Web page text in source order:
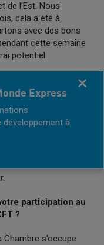
de l’Est. Nous
cela a été à
avec des bons
cette semaine
potentiel.
avec la Chambre
activité, trouver
appel à la
vous avec une
donc venus à
des clients et
participation au
?
s’occupe
Express
développement à